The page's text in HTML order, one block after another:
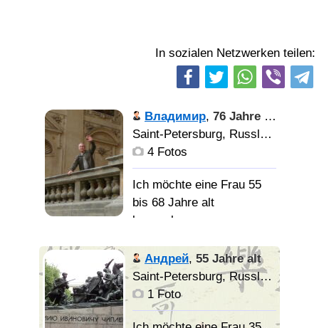
In sozialen Netzwerken teilen:
Владимир, 76 Jahre alt
Saint-Petersburg, Russland
4 Fotos
Ich möchte eine Frau 55
bis 68 Jahre alt
kennenlernen
Характер
спокойный. Немного
домосед. Не
компанейский. Здоровье
в норме. Не полный. На
Андрей, 55 Jahre alt
Saint-Petersburg, Russland
1 Foto